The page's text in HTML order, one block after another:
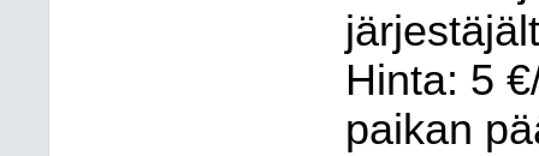
Hinta: 5
paikan